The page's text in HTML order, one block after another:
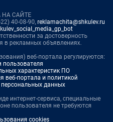
НА САЙТЕ
40-08-90, reklamachita@shkulev.ru
за достоверность
в рекламных объявлениях.
веб-портала регулируются:
пользователя
характеристик ПО
веб-портала и политикой
данных
интернет-сервиса, специальные
пользователя не требуются
cookies